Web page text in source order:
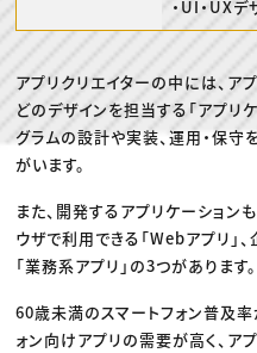
・UI・UXデ
アプリクリエイターの中には、ア
どのデザインを担当する「アプリ
グラムの設計や実装、運用・保守
がいます。
また、開発するアプリケーションも
ウザで利用できる「Webアプリ」
「業務系アプリ」の3つがあります。
60歳未満のスマートフォン普及
ォン向けアプリの需要が高く、ア